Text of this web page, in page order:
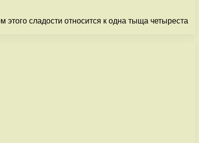
сладости относится к одна тыща четыреста